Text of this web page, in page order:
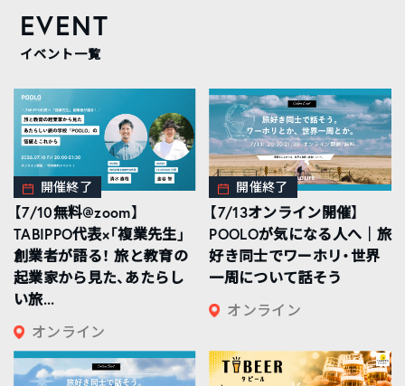
EVENT
イベント一覧
開催終了
【7/10無料@zoom】
TABIPPO代表×「複業先生」
創業者が語る！ 旅と教育の
起業家から見た、あたらし
い旅...
オンライン
開催終了
【7/13オンライン開催】
POOLOが気になる人へ｜旅
好き同士でワーホリ・世界
一周について話そう
オンライン